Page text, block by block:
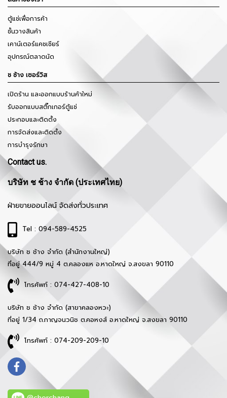
ตู้แช่เพื่อการค้า
ชั้นวางสินค้า
เคาน์เตอร์แคชเชียร์
อุปกรณ์ตลาดนัด
ช ช้าง เซอร์วิส
เปิดร้าน และออกแบบร้านค้าใหม่
รับออกแบบสติ๊กเกอร์ตู้แช่
ประกอบและติดตั้ง
การจัดส่งและติดตั้ง
การบำรุงรักษา
Contact us.
บริษัท ช ช้าง จำกัด (ประเทศไทย)
ฝ่ายขายออนไลน์ จัดส่งทั่วประเทศ
Tel : 094-589-4525
บริษัท ช ช้าง จำกัด (สำนักงานใหญ่)
ที่อยู่ 444/9 หมู่ 4 ต.คลองแห อ.หาดใหญ่ จ.สงขลา 90110
โทรศัพท์ : 074-427-408-10
บริษัท ช ช้าง จำกัด (สาขาคลองหวะ)
ที่อยู่ 1/34 ถ.กาญจนวนิช ต.คอหงส์ อ.หาดใหญ่ จ.สงขลา 90110
โทรศัพท์ : 074-209-209-10